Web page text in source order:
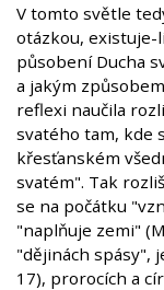
V tomto světle
otázkou, existuje-
působení Ducha
a jakým
reflexi naučila
svatého tam, kde
křesťanském
svatém". Tak
se na počátku
"naplňuje zemi"
"dějinách spásy",
17), prorocích a